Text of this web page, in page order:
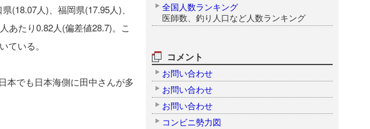
全国人数ランキング
医師数、釣り人口など人数ランキング
コメント
お問い合わせ
お問い合わせ
お問い合わせ
コンビニ勢力図
(18.07人)、福岡県(17.95人)、
あたり0.82人(偏差値28.7)。こ
ている。
本でも日本海側に田中さんが多